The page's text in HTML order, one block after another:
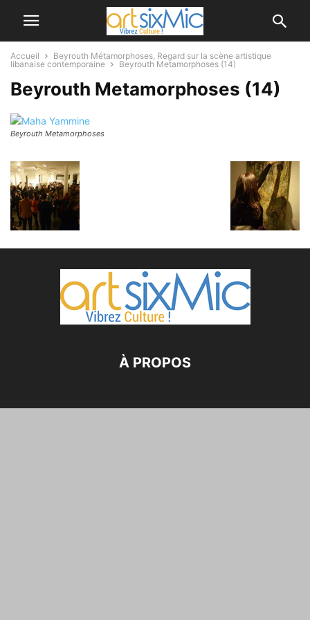
Accueil
Beyrouth Métamorphoses, Regard sur la scène artistique
libanaise contemporaine
Beyrouth Metamorphoses (14)
Beyrouth Metamorphoses (14)
Beyrouth Metamorphoses
À PROPOS